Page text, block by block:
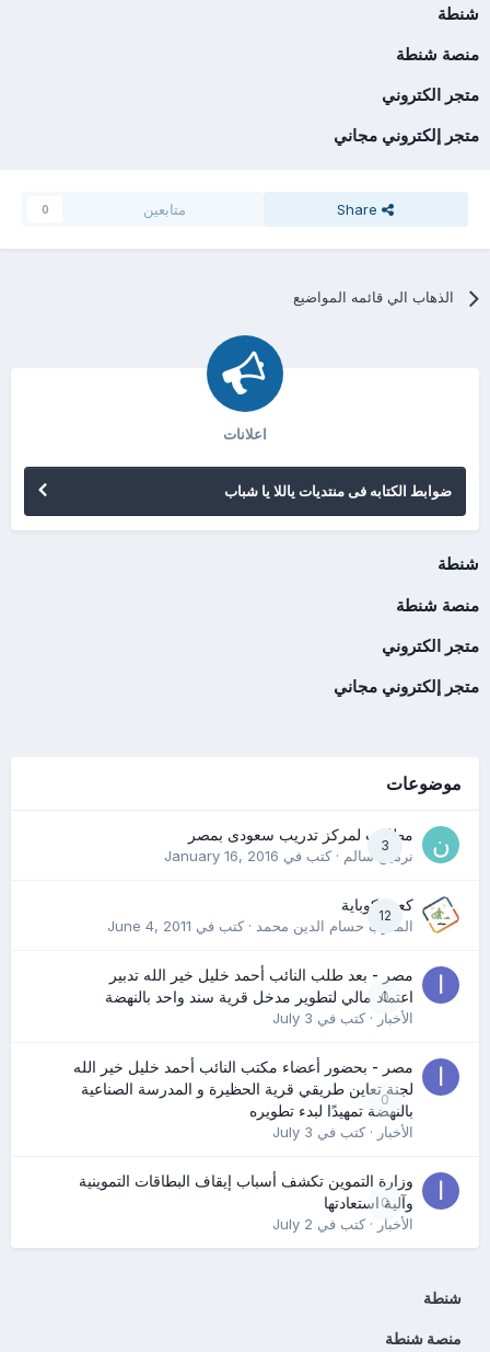
شنطة
منصة شنطة
متجر الكتروني
متجر إلكتروني مجاني
Share متابعين 0
الذهاب الي قائمه المواضيع
اعلانات
ضوابط الكتابه فى منتديات ياللا يا شباب
شنطة
منصة شنطة
متجر الكتروني
متجر إلكتروني مجاني
موضوعات
3
مطلوب لمركز تدريب سعودى بمصر
نرمين سالم· كتب في January 16, 2016
12
كعب كوباية
المدرب حسام الدين محمد· كتب في June 4, 2011
0
مصر - بعد طلب النائب أحمد خليل خير الله تدبير
اعتماد مالي لتطوير مدخل قرية سند واحد بالنهضة
الأخبار· كتب في July 3
0
مصر - بحضور أعضاء مكتب النائب أحمد خليل خير الله
لجنة تعاين طريقي قرية الحظيرة و المدرسة الصناعية
بالنهضة تمهيدًا لبدء تطويره
الأخبار· كتب في July 3
0
وزارة التموين تكشف أسباب إيقاف البطاقات التموينية
وآلية استعادتها
الأخبار· كتب في July 2
شنطة
منصة شنطة